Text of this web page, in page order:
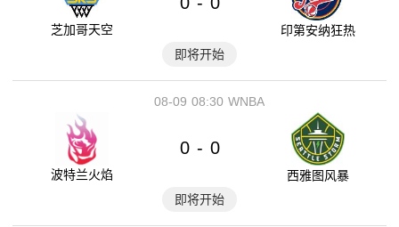
芝加哥天空
印第安纳狂热
即将开始
08:30
08-09 WNBA
波特兰火焰
0 - 0
西雅图风暴
即将开始